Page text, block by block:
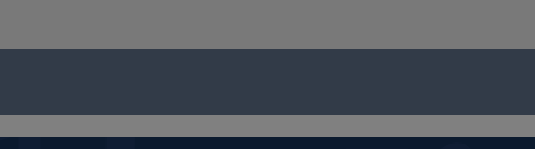
Questionario
social